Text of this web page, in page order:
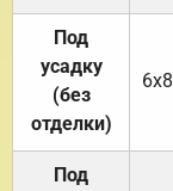
Под
усадку
(без
отделки)
6х8
Под